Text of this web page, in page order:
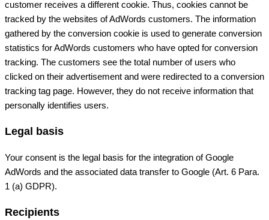
customer receives a different cookie. Thus, cookies cannot be
tracked by the websites of AdWords customers. The information
gathered by the conversion cookie is used to generate conversion
statistics for AdWords customers who have opted for conversion
tracking. The customers see the total number of users who
clicked on their advertisement and were redirected to a conversion
tracking tag page. However, they do not receive information that
personally identifies users.
Legal basis
Your consent is the legal basis for the integration of Google
AdWords and the associated data transfer to Google (Art. 6 Para.
1 (a) GDPR).
Recipients